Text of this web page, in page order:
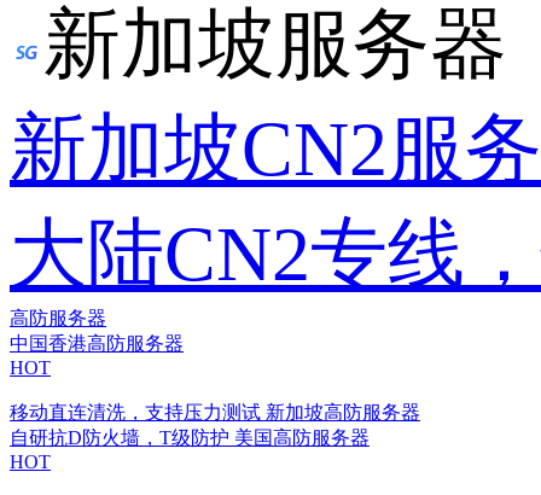
新加坡服务器
新加坡CN2服
大陆CN2专线
高防服务器
中国香港高防服务器
HOT
移动直连清洗，支持压力测试 新加坡高防服务器
自研抗D防火墙，T级防护 美国高防服务器
HOT